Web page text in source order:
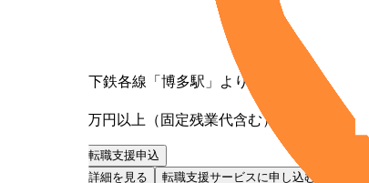
JR・地下鉄各線「博多駅」より徒歩6分
月給30万円以上（固定残業代含む）
転職支援申込
詳細を見る 転職支援サービスに申し込む